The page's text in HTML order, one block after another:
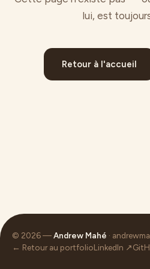
lui, est
Retour à l'accueil
© 2026 —Andrew Mahé ·
← Retour au portfolioLinkedIn ↗